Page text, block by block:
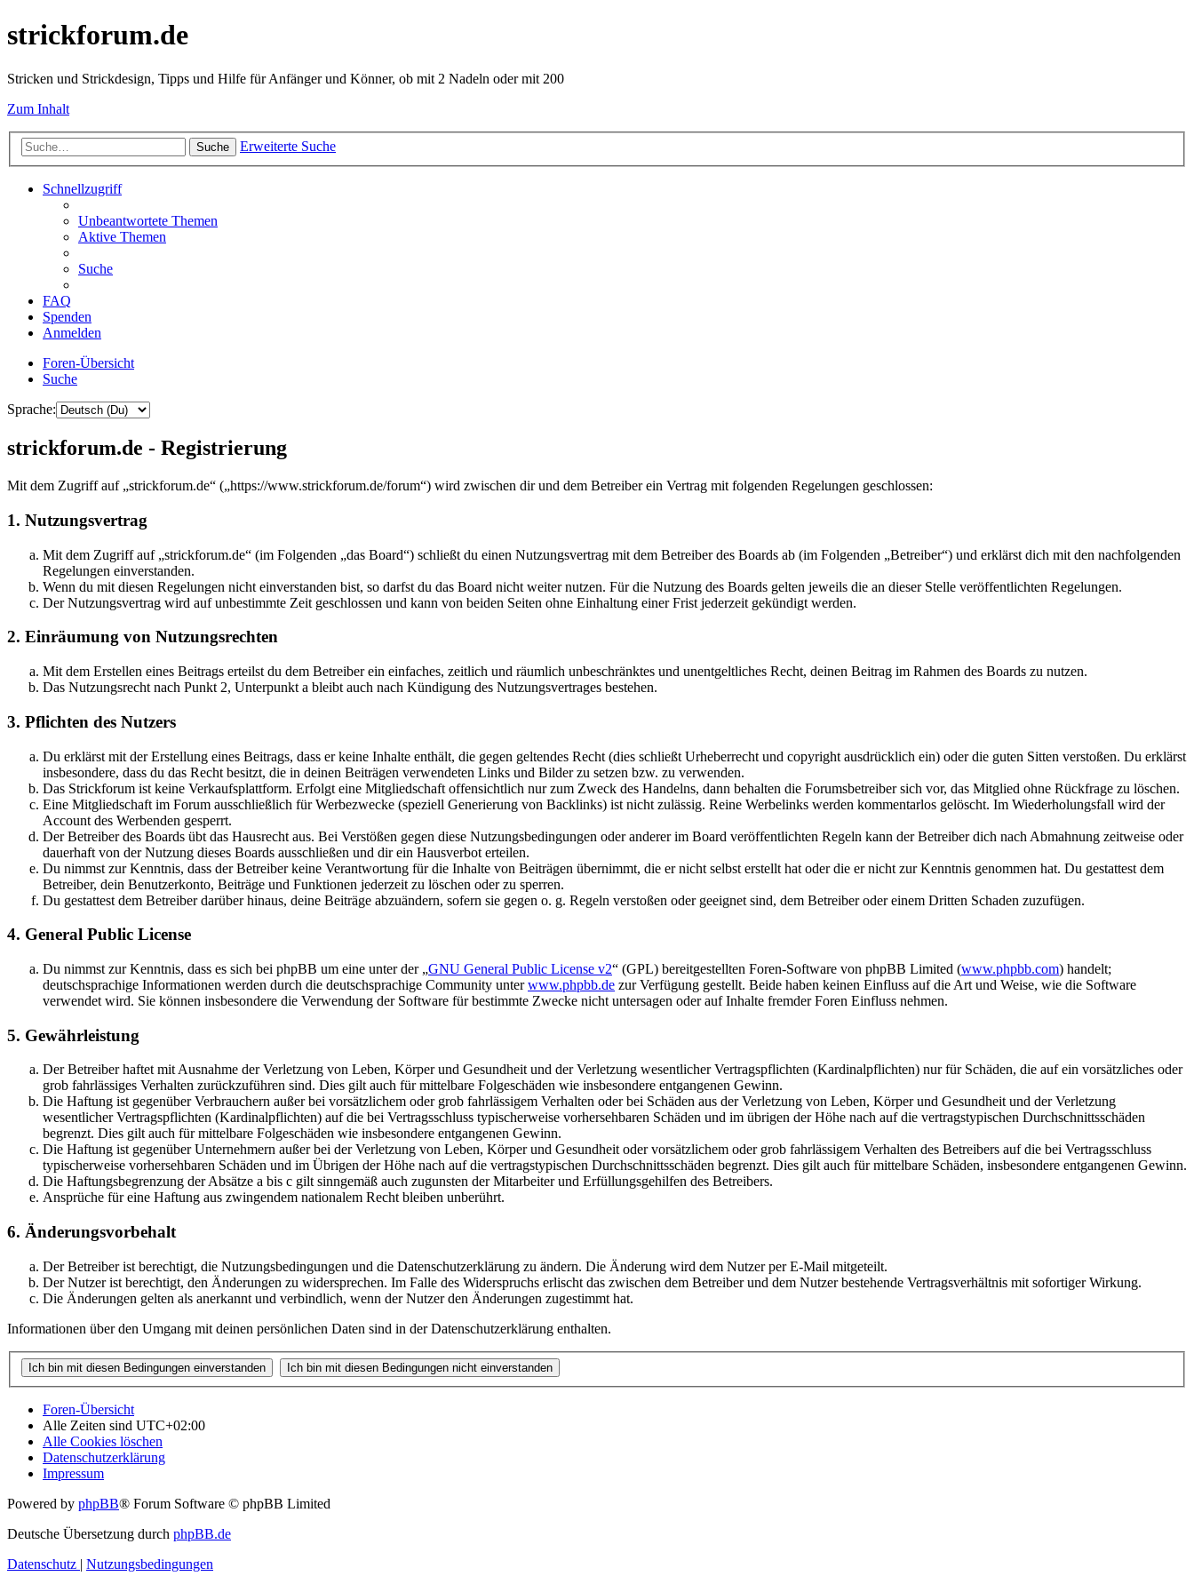
strickforum.de
Stricken und Strickdesign, Tipps und Hilfe für Anfänger und Könner, ob mit 2 Nadeln oder mit 200
Zum Inhalt
Suche Erweiterte Suche
Schnellzugriff
Unbeantwortete Themen
Aktive Themen
Suche
FAQ
Spenden
Anmelden
Foren-Übersicht
Suche
Sprache:
strickforum.de - Registrierung
Mit dem Zugriff auf „strickforum.de“ („https://www.strickforum.de/forum“) wird zwischen dir und dem Betreiber ein Vertrag mit folgenden Regelungen geschlossen:
1. Nutzungsvertrag
Mit dem Zugriff auf „strickforum.de“ (im Folgenden „das Board“) schließt du einen Nutzungsvertrag mit dem Betreiber des Boards ab (im Folgenden „Betreiber“) und erklärst dich mit den nachfolgenden
Regelungen einverstanden.
Wenn du mit diesen Regelungen nicht einverstanden bist, so darfst du das Board nicht weiter nutzen. Für die Nutzung des Boards gelten jeweils die an dieser Stelle veröffentlichten Regelungen.
Der Nutzungsvertrag wird auf unbestimmte Zeit geschlossen und kann von beiden Seiten ohne Einhaltung einer Frist jederzeit gekündigt werden.
2. Einräumung von Nutzungsrechten
Mit dem Erstellen eines Beitrags erteilst du dem Betreiber ein einfaches, zeitlich und räumlich unbeschränktes und unentgeltliches Recht, deinen Beitrag im Rahmen des Boards zu nutzen.
Das Nutzungsrecht nach Punkt 2, Unterpunkt a bleibt auch nach Kündigung des Nutzungsvertrages bestehen.
3. Pflichten des Nutzers
Du erklärst mit der Erstellung eines Beitrags, dass er keine Inhalte enthält, die gegen geltendes Recht (dies schließt Urheberrecht und copyright ausdrücklich ein) oder die guten Sitten verstoßen. Du erklärst
insbesondere, dass du das Recht besitzt, die in deinen Beiträgen verwendeten Links und Bilder zu setzen bzw. zu verwenden.
Das Strickforum ist keine Verkaufsplattform. Erfolgt eine Mitgliedschaft offensichtlich nur zum Zweck des Handelns, dann behalten die Forumsbetreiber sich vor, das Mitglied ohne Rückfrage zu löschen.
Eine Mitgliedschaft im Forum ausschließlich für Werbezwecke (speziell Generierung von Backlinks) ist nicht zulässig. Reine Werbelinks werden kommentarlos gelöscht. Im Wiederholungsfall wird der
Account des Werbenden gesperrt.
Der Betreiber des Boards übt das Hausrecht aus. Bei Verstößen gegen diese Nutzungsbedingungen oder anderer im Board veröffentlichten Regeln kann der Betreiber dich nach Abmahnung zeitweise oder
dauerhaft von der Nutzung dieses Boards ausschließen und dir ein Hausverbot erteilen.
Du nimmst zur Kenntnis, dass der Betreiber keine Verantwortung für die Inhalte von Beiträgen übernimmt, die er nicht selbst erstellt hat oder die er nicht zur Kenntnis genommen hat. Du gestattest dem
Betreiber, dein Benutzerkonto, Beiträge und Funktionen jederzeit zu löschen oder zu sperren.
Du gestattest dem Betreiber darüber hinaus, deine Beiträge abzuändern, sofern sie gegen o. g. Regeln verstoßen oder geeignet sind, dem Betreiber oder einem Dritten Schaden zuzufügen.
4. General Public License
Du nimmst zur Kenntnis, dass es sich bei phpBB um eine unter der „GNU General Public License v2“ (GPL) bereitgestellten Foren-Software von phpBB Limited (www.phpbb.com) handelt;
deutschsprachige Informationen werden durch die deutschsprachige Community unterwww.phpbb.de zur Verfügung gestellt. Beide haben keinen Einfluss auf die Art und Weise, wie die Software
verwendet wird. Sie können insbesondere die Verwendung der Software für bestimmte Zwecke nicht untersagen oder auf Inhalte fremder Foren Einfluss nehmen.
5. Gewährleistung
Der Betreiber haftet mit Ausnahme der Verletzung von Leben, Körper und Gesundheit und der Verletzung wesentlicher Vertragspflichten (Kardinalpflichten) nur für Schäden, die auf ein vorsätzliches oder
grob fahrlässiges Verhalten zurückzuführen sind. Dies gilt auch für mittelbare Folgeschäden wie insbesondere entgangenen Gewinn.
Die Haftung ist gegenüber Verbrauchern außer bei vorsätzlichem oder grob fahrlässigem Verhalten oder bei Schäden aus der Verletzung von Leben, Körper und Gesundheit und der Verletzung
wesentlicher Vertragspflichten (Kardinalpflichten) auf die bei Vertragsschluss typischerweise vorhersehbaren Schäden und im übrigen der Höhe nach auf die vertragstypischen Durchschnittsschäden
begrenzt. Dies gilt auch für mittelbare Folgeschäden wie insbesondere entgangenen Gewinn.
Die Haftung ist gegenüber Unternehmern außer bei der Verletzung von Leben, Körper und Gesundheit oder vorsätzlichem oder grob fahrlässigem Verhalten des Betreibers auf die bei Vertragsschluss
typischerweise vorhersehbaren Schäden und im Übrigen der Höhe nach auf die vertragstypischen Durchschnittsschäden begrenzt. Dies gilt auch für mittelbare Schäden, insbesondere entgangenen Gewinn.
Die Haftungsbegrenzung der Absätze a bis c gilt sinngemäß auch zugunsten der Mitarbeiter und Erfüllungsgehilfen des Betreibers.
Ansprüche für eine Haftung aus zwingendem nationalem Recht bleiben unberührt.
6. Änderungsvorbehalt
Der Betreiber ist berechtigt, die Nutzungsbedingungen und die Datenschutzerklärung zu ändern. Die Änderung wird dem Nutzer per E-Mail mitgeteilt.
Der Nutzer ist berechtigt, den Änderungen zu widersprechen. Im Falle des Widerspruchs erlischt das zwischen dem Betreiber und dem Nutzer bestehende Vertragsverhältnis mit sofortiger Wirkung.
Die Änderungen gelten als anerkannt und verbindlich, wenn der Nutzer den Änderungen zugestimmt hat.
Informationen über den Umgang mit deinen persönlichen Daten sind in der Datenschutzerklärung enthalten.
Foren-Übersicht
Alle Zeiten sind UTC+02:00
Alle Cookies löschen
Datenschutzerklärung
Impressum
Powered by phpBB® Forum Software © phpBB Limited
Deutsche Übersetzung durch phpBB.de
Datenschutz | Nutzungsbedingungen